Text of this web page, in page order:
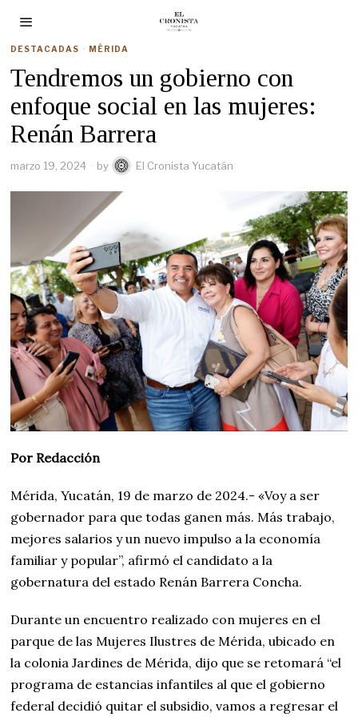
DESTACADAS · MÉRIDA
Tendremos un gobierno con
enfoque social en las mujeres:
Renán Barrera
marzo 19, 2024 by El Cronista Yucatán
Por Redacción
Mérida, Yucatán, 19 de marzo de 2024.- «Voy a ser
gobernador para que todas ganen más. Más trabajo,
mejores salarios y un nuevo impulso a la economía
familiar y popular”, afirmó el candidato a la
gobernatura del estado Renán Barrera Concha.
Durante un encuentro realizado con mujeres en el
parque de las Mujeres Ilustres de Mérida, ubicado en
la colonia Jardines de Mérida, dijo que se retomará “el
programa de estancias infantiles al que el gobierno
federal decidió quitar el subsidio, vamos a regresar el